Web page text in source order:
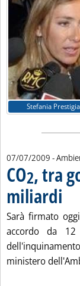
Stefania
07/07/2009 -
CO2, tra
miliardi .
Sarà firmato
accordo da
ministero